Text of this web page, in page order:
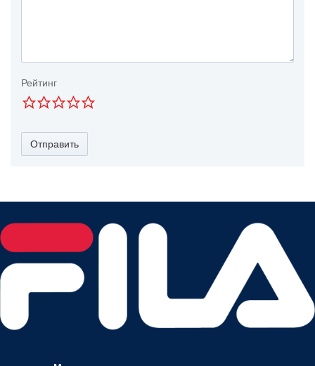
Рейтинг
Отправить